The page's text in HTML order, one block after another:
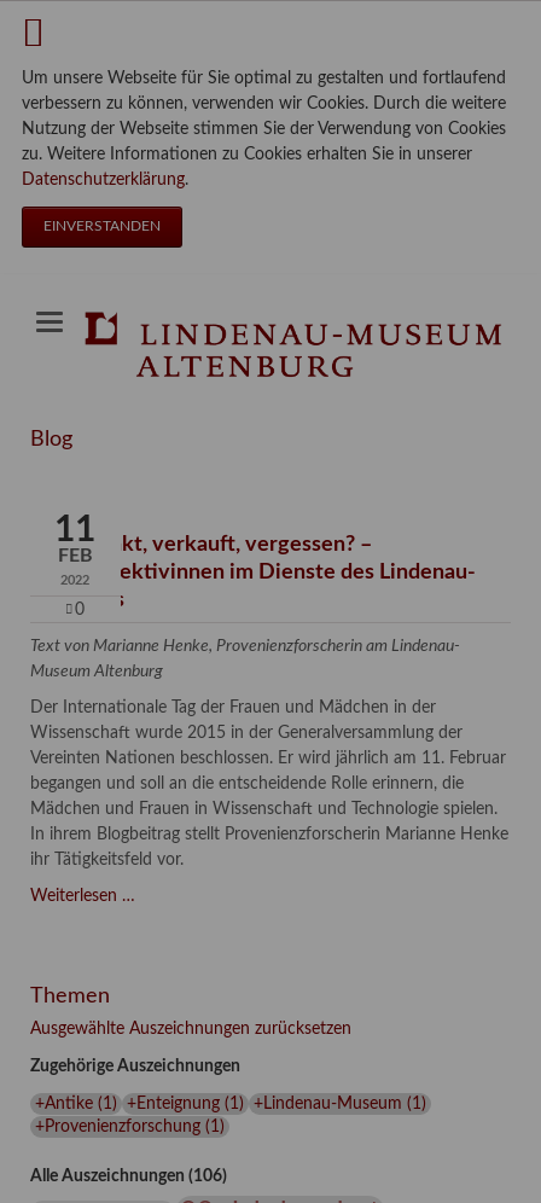
Um unsere Webseite für Sie optimal zu gestalten und fortlaufend
verbessern zu können, verwenden wir Cookies. Durch die weitere
Nutzung der Webseite stimmen Sie der Verwendung von Cookies
zu. Weitere Informationen zu Cookies erhalten Sie in unserer
Datenschutzerklärung.
EINVERSTANDEN
Blog
11
FEB
2022
0
Verschenkt, verkauft, vergessen? –
Kunstdetektivinnen im Dienste des Lindenau-
Museums
Text von Marianne Henke, Provenienzforscherin am Lindenau-
Museum Altenburg
Der Internationale Tag der Frauen und Mädchen in der
Wissenschaft wurde 2015 in der Generalversammlung der
Vereinten Nationen beschlossen. Er wird jährlich am 11. Februar
begangen und soll an die entscheidende Rolle erinnern, die
Mädchen und Frauen in Wissenschaft und Technologie spielen.
In ihrem Blogbeitrag stellt Provenienzforscherin Marianne Henke
ihr Tätigkeitsfeld vor.
Weiterlesen …
im
des
Lindenau-
Museums
Themen
Ausgewählte Auszeichnungen zurücksetzen
Zugehörige Auszeichnungen
+Antike(1 ) +Enteignung(1 ) +Lindenau-Museum (1 )
+Provenienzforschung(1 )
Alle Auszeichnungen (106)